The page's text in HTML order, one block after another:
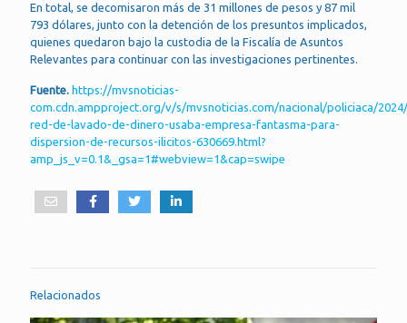
En total, se decomisaron más de 31 millones de pesos y 87 mil
793 dólares, junto con la detención de los presuntos implicados,
quienes quedaron bajo la custodia de la Fiscalía de Asuntos
Relevantes para continuar con las investigaciones pertinentes.
Fuente. https://mvsnoticias-
com.cdn.ampproject.org/v/s/mvsnoticias.com/nacional/policiaca/
red-de-lavado-de-dinero-usaba-empresa-fantasma-para-
dispersion-de-recursos-ilicitos-630669.html?
amp_js_v=0.1&_gsa=1#webview=1&cap=swipe
Relacionados